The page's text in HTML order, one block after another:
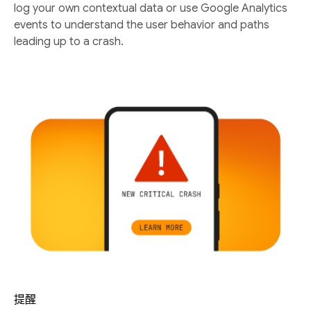
log your own contextual data or use Google Analytics
events to understand the user behavior and paths
leading up to a crash.
提醒